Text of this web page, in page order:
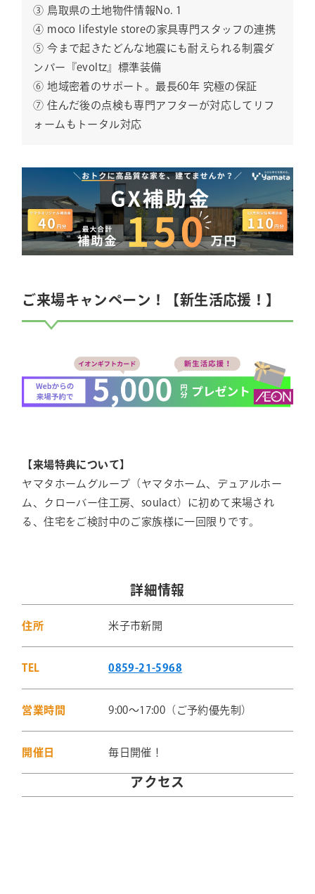
③ 鳥取県の土地物件情報No. 1
④ moco lifestyle storeの家具専門スタッフの連携
⑤ 今まで起きたどんな地震にも耐えられる制震ダ
ンパー『evoltz』標準装備
⑥ 地域密着のサポート。最長60年 究極の保証
⑦ 住んだ後の点検も専門アフターが対応してリフ
ォームもトータル対応
ご来場キャンペーン！【新生活応援！】
【来場特典について】
ヤマタホームグループ（ヤマタホーム、デュアルホー
ム、クローバー住工房、soulact）に初めて来場され
る、住宅をご検討中のご家族様に一回限りです。
詳細情報
住所 米子市新開
TEL 0859-21-5968
営業時間 9:00～17:00（ご予約優先制）
開催日 毎日開催！
アクセス